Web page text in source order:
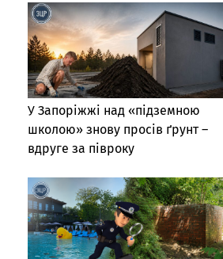
У Запоріжжі над «підземною
школою» знову просів ґрунт –
вдруге за півроку